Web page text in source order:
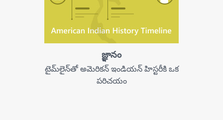
జ్ఞానం
టైమ్‌లైన్‌తో అమెరికన్ ఇండియన్ హిస్టరీకి ఒక
పరిచయం